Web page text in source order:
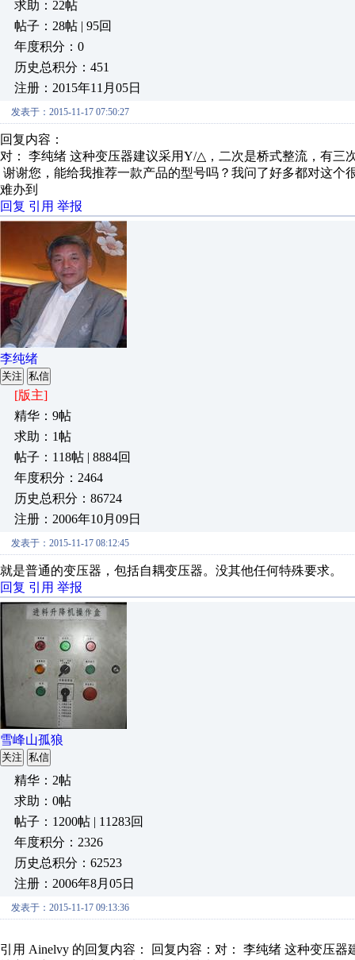
求助：22帖
帖子：28帖 | 95回
年度积分：0
历史总积分：451
注册：2015年11月05日
发表于：2015-11-17 07:50:27
回复内容：
对： 李纯绪 这种变压器建议采用Y/△，二次是桥式整流，有三
谢谢您，能给我推荐一款产品的型号吗？我问了好多都对这
难办到
回复 引用 举报
李纯绪
关注 私信
[版主]
精华：9帖
求助：1帖
帖子：118帖 | 8884回
年度积分：2464
历史总积分：86724
注册：2006年10月09日
发表于：2015-11-17 08:12:45
就是普通的变压器，包括自耦变压器。没其他任何特殊要求。
回复 引用 举报
雪峰山孤狼
关注 私信
精华：2帖
求助：0帖
帖子：1200帖 | 11283回
年度积分：2326
历史总积分：62523
注册：2006年8月05日
发表于：2015-11-17 09:13:36
引用 Ainelvy 的回复内容： 回复内容：对： 李纯绪 这种变压